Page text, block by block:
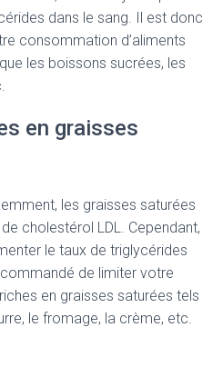
dans le sang. Il est donc
consommation d’aliments
les boissons sucrées, les
en graisses
les graisses saturées
cholestérol LDL. Cependant,
le taux de triglycérides
de limiter votre
en graisses saturées tels
le fromage, la crème, etc.